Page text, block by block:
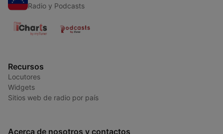
Radio y Podcasts
Recursos
Locutores
Widgets
Sitios web de radio por país
Acerca de nosotros y contactos